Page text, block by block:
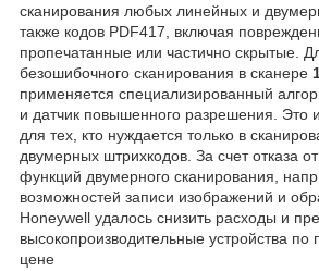
сканирования любых линейных и
также кодов PDF417, включая
пропечатанные или частично скрытые.
безошибочного сканирования в сканере
применяется специализированный
и датчик повышенного разрешения. Это
для тех, кто нуждается только в
двумерных штрихкодов. За счет отказа
функций двумерного сканирования,
возможностей записи изображений и
Honeywell удалось снизить расходы и
высокопроизводительные устройства по
цене